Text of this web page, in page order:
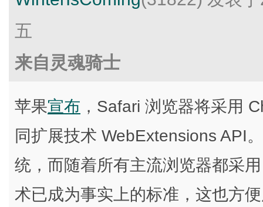
五
来自灵魂骑士
苹果宣布 ，Safari 浏览器将采用
同扩展技术 WebExtensions API
统，而随着所有主流浏览器都采
术已成为事实上的标准，这也方